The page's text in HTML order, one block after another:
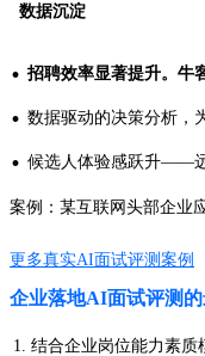
数据沉淀
· 招聘效率显著提升。牛
· 数据驱动的决策分析，
· 候选人体验感跃升——远
案例：某互联网头部企业
更多真实AI面试评测案例
企业落地AI面试评测
结合企业岗位能力素